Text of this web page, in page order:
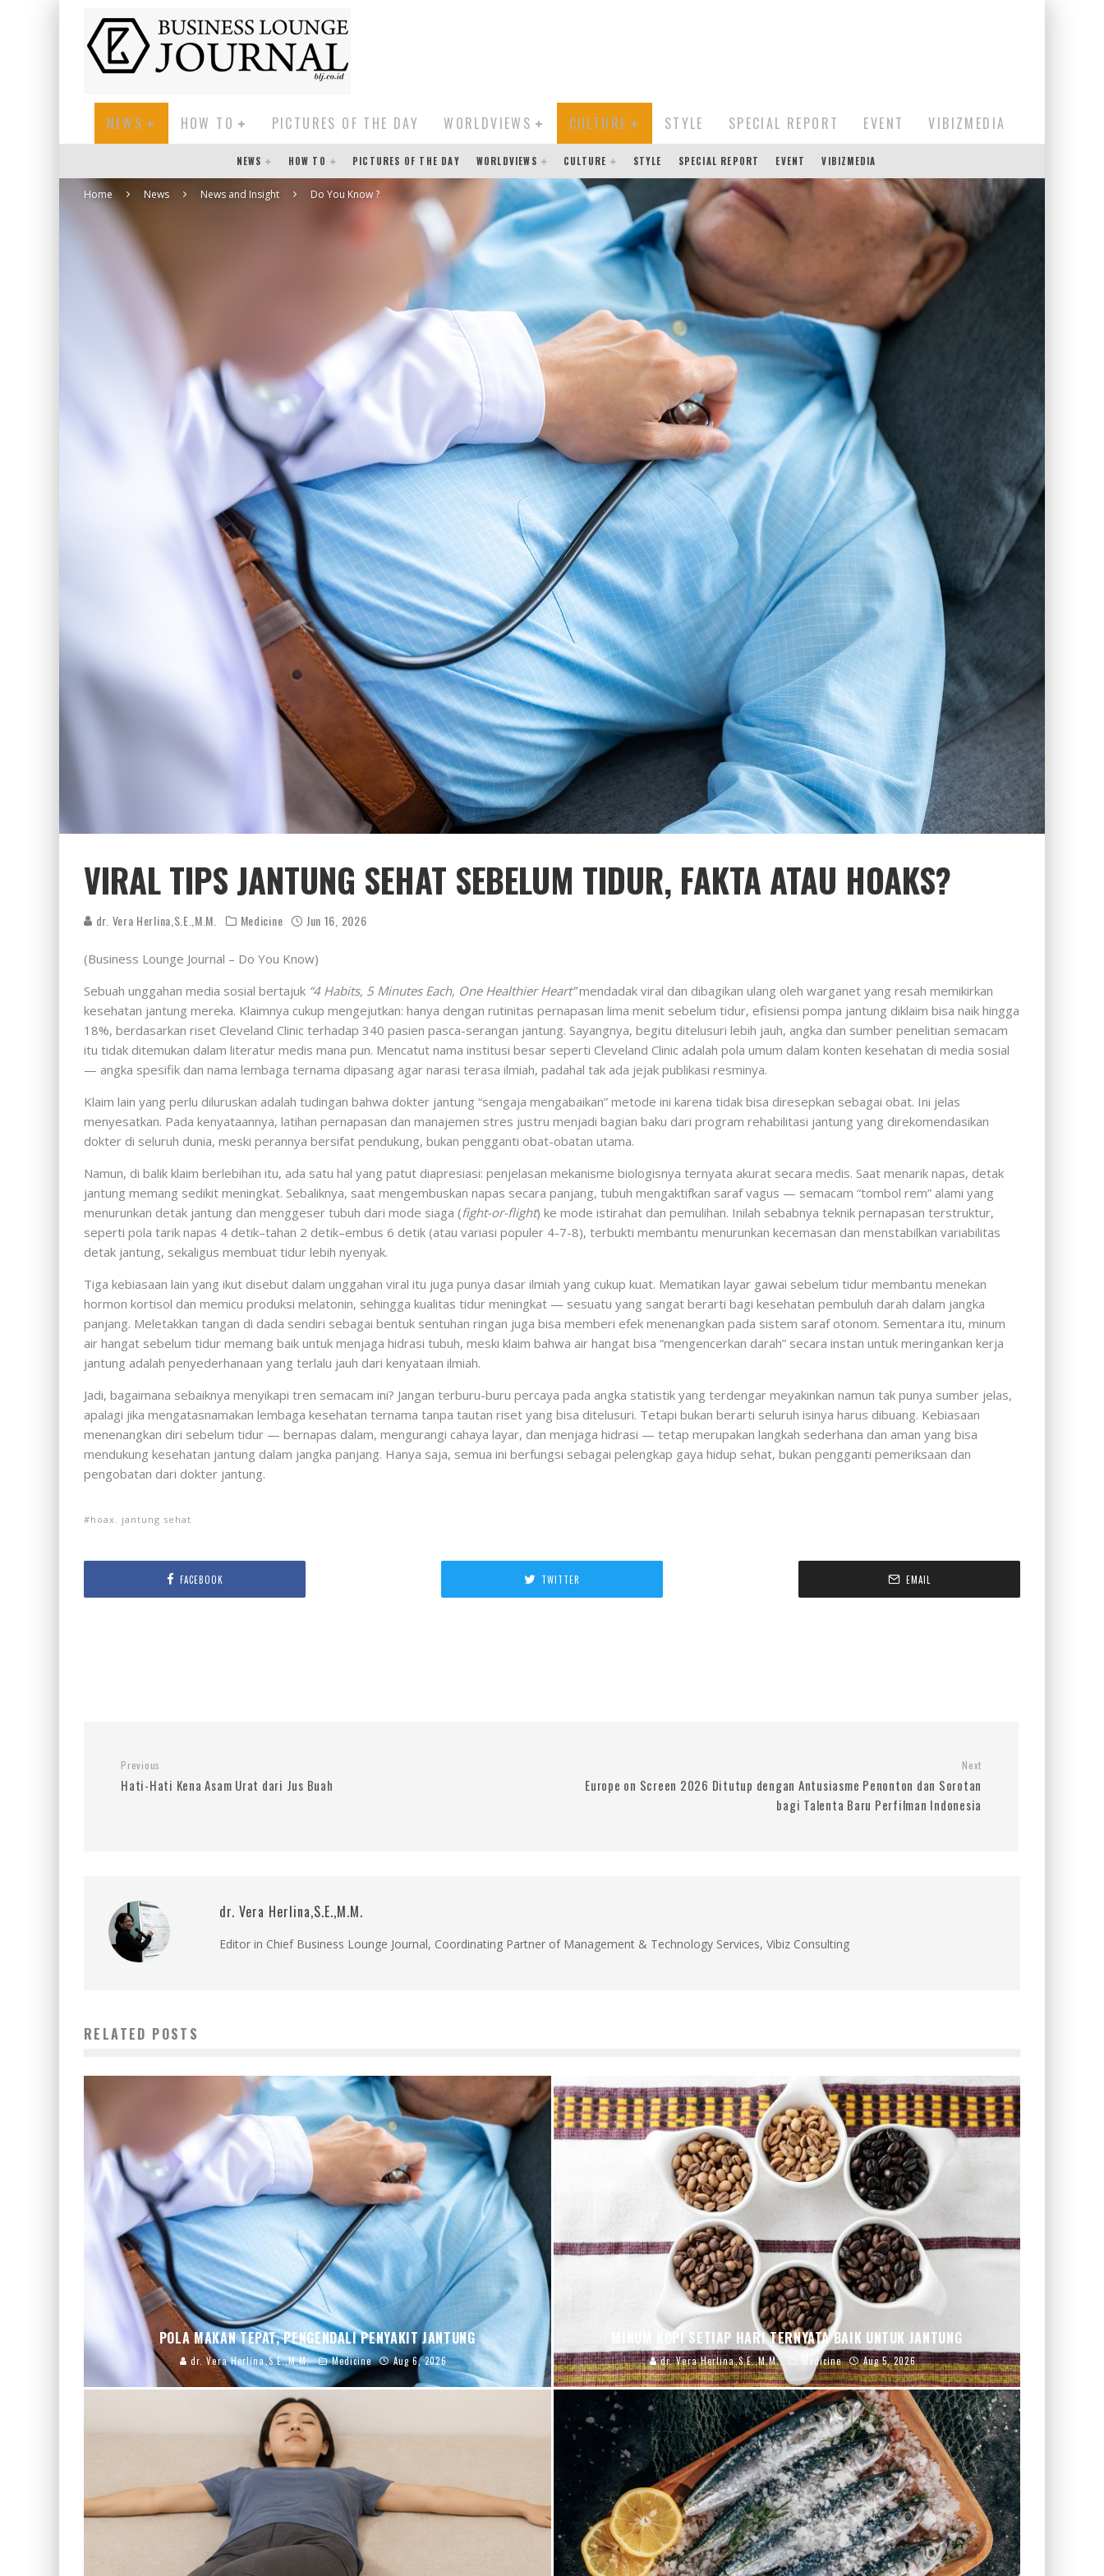
NEWS HOW TO PICTURES OF THE DAY WORLDVIEWS CULTURE STYLE SPECIAL REPORT EVENT VIBIZMEDIA
NEWS HOW TO PICTURES OF THE DAY WORLDVIEWS CULTURE STYLE SPECIAL REPORT EVENT VIBIZMEDIA
Home News News and Insight Do You Know ?
VIRAL TIPS JANTUNG SEHAT SEBELUM TIDUR, FAKTA ATAU HOAKS?
dr. Vera Herlina,S.E.,M.M. Medicine Jun 16, 2026
(Business Lounge Journal – Do You Know)
Sebuah unggahan media sosial bertajuk “4 Habits, 5 Minutes Each, One Healthier Heart”mendadak viral dan dibagikan ulang oleh warganet yang resah memikirkan
kesehatan jantung mereka. Klaimnya cukup mengejutkan: hanya dengan rutinitas pernapasan lima menit sebelum tidur, efisiensi pompa jantung diklaim bisa naik hingga
18%, berdasarkan riset Cleveland Clinic terhadap 340 pasien pasca-serangan jantung. Sayangnya, begitu ditelusuri lebih jauh, angka dan sumber penelitian semacam
itu tidak ditemukan dalam literatur medis mana pun. Mencatut nama institusi besar seperti Cleveland Clinic adalah pola umum dalam konten kesehatan di media sosial
— angka spesifik dan nama lembaga ternama dipasang agar narasi terasa ilmiah, padahal tak ada jejak publikasi resminya.
Klaim lain yang perlu diluruskan adalah tudingan bahwa dokter jantung “sengaja mengabaikan” metode ini karena tidak bisa diresepkan sebagai obat. Ini jelas
menyesatkan. Pada kenyataannya, latihan pernapasan dan manajemen stres justru menjadi bagian baku dari program rehabilitasi jantung yang direkomendasikan
dokter di seluruh dunia, meski perannya bersifat pendukung, bukan pengganti obat-obatan utama.
Namun, di balik klaim berlebihan itu, ada satu hal yang patut diapresiasi: penjelasan mekanisme biologisnya ternyata akurat secara medis. Saat menarik napas, detak
jantung memang sedikit meningkat. Sebaliknya, saat mengembuskan napas secara panjang, tubuh mengaktifkan saraf vagus — semacam “tombol rem” alami yang
menurunkan detak jantung dan menggeser tubuh dari mode siaga (fight-or-flight) ke mode istirahat dan pemulihan. Inilah sebabnya teknik pernapasan terstruktur,
seperti pola tarik napas 4 detik–tahan 2 detik–embus 6 detik (atau variasi populer 4-7-8), terbukti membantu menurunkan kecemasan dan menstabilkan variabilitas
detak jantung, sekaligus membuat tidur lebih nyenyak.
Tiga kebiasaan lain yang ikut disebut dalam unggahan viral itu juga punya dasar ilmiah yang cukup kuat. Mematikan layar gawai sebelum tidur membantu menekan
hormon kortisol dan memicu produksi melatonin, sehingga kualitas tidur meningkat — sesuatu yang sangat berarti bagi kesehatan pembuluh darah dalam jangka
panjang. Meletakkan tangan di dada sendiri sebagai bentuk sentuhan ringan juga bisa memberi efek menenangkan pada sistem saraf otonom. Sementara itu, minum
air hangat sebelum tidur memang baik untuk menjaga hidrasi tubuh, meski klaim bahwa air hangat bisa “mengencerkan darah” secara instan untuk meringankan kerja
jantung adalah penyederhanaan yang terlalu jauh dari kenyataan ilmiah.
Jadi, bagaimana sebaiknya menyikapi tren semacam ini? Jangan terburu-buru percaya pada angka statistik yang terdengar meyakinkan namun tak punya sumber jelas,
apalagi jika mengatasnamakan lembaga kesehatan ternama tanpa tautan riset yang bisa ditelusuri. Tetapi bukan berarti seluruh isinya harus dibuang. Kebiasaan
menenangkan diri sebelum tidur — bernapas dalam, mengurangi cahaya layar, dan menjaga hidrasi — tetap merupakan langkah sederhana dan aman yang bisa
mendukung kesehatan jantung dalam jangka panjang. Hanya saja, semua ini berfungsi sebagai pelengkap gaya hidup sehat, bukan pengganti pemeriksaan dan
pengobatan dari dokter jantung.
hoax. jantung sehat
FACEBOOK TWITTER EMAIL
Previous
Hati-Hati Kena Asam Urat dari Jus Buah
Next
Europe on Screen 2026 Ditutup dengan Antusiasme Penonton dan Sorotan
bagi Talenta Baru Perfilman Indonesia
dr. Vera Herlina,S.E.,M.M.
Editor in Chief Business Lounge Journal, Coordinating Partner of Management & Technology Services, Vibiz Consulting
RELATED POSTS
POLA MAKAN TEPAT, PENGENDALI PENYAKIT JANTUNG
dr. Vera Herlina,S.E.,M.M. Medicine Aug 6, 2026
MINUM KOPI SETIAP HARI TERNYATA BAIK UNTUK JANTUNG
dr. Vera Herlina,S.E.,M.M. Medicine Aug 5, 2026